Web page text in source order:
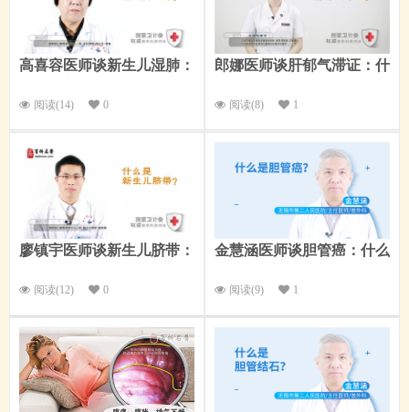
高喜容医师谈新生儿湿肺：
阅读(14) 0
郎娜医师谈肝郁气滞证：什
阅读(8) 1
廖镇宇医师谈新生儿脐带：
阅读(12) 0
金慧涵医师谈胆管癌：什么
阅读(9) 1